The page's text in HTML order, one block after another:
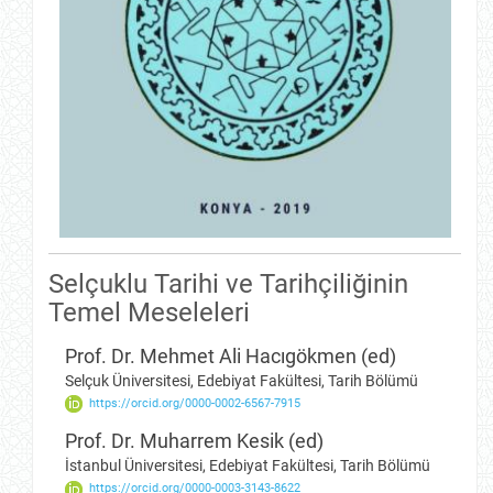
Selçuklu Tarihi ve Tarihçiliğinin
Temel Meseleleri
Prof. Dr. Mehmet Ali Hacıgökmen (ed)
Selçuk Üniversitesi, Edebiyat Fakültesi, Tarih Bölümü
https://orcid.org/0000-0002-6567-7915
Prof. Dr. Muharrem Kesik (ed)
İstanbul Üniversitesi, Edebiyat Fakültesi, Tarih Bölümü
https://orcid.org/0000-0003-3143-8622